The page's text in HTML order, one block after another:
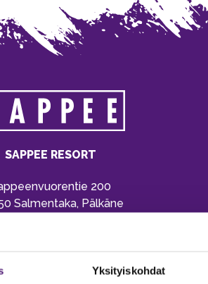
Yksityiskohdat
SAPPEE RESORT
200
Salmentaka, Pälkäne
Puh:
020 755 9970